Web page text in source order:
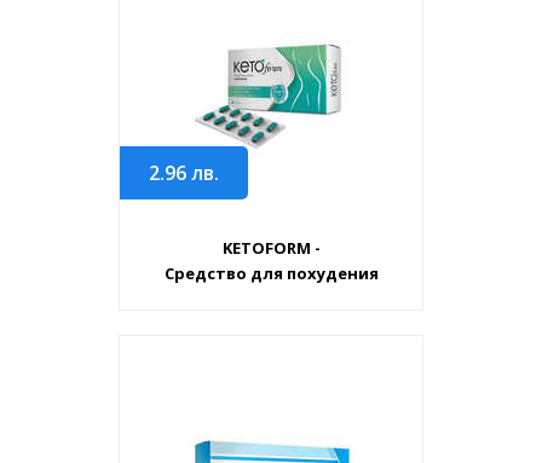
2.96лв.
KETOFORM -
Средство для похудения